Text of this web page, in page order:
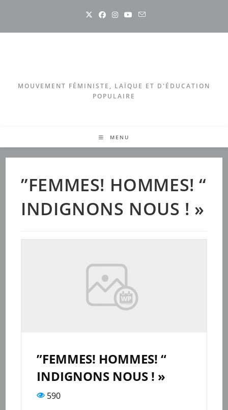
content
MOUVEMENT FÉMINISTE, LAÏQUE ET D'ÉDUCATION
POPULAIRE
MENU
”FEMMES! HOMMES! “
INDIGNONS NOUS ! »
”FEMMES! HOMMES! “
INDIGNONS NOUS ! »
590